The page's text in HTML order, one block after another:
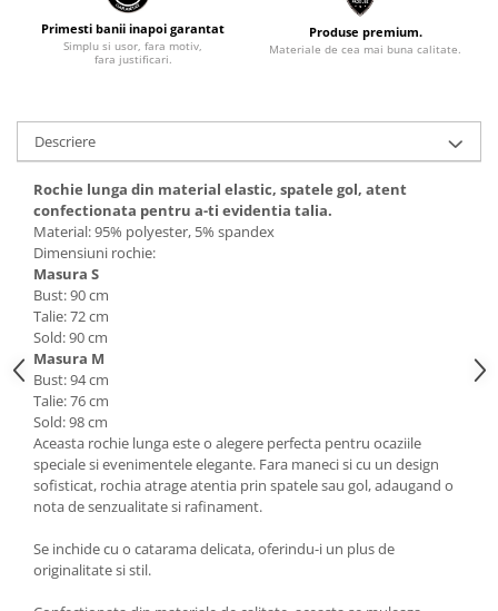
Primesti banii inapoi garantat
Simplu si usor, fara motiv,
fara justificari.
Produse premium.
Materiale de cea mai buna calitate.
Descriere
Rochie lunga din material elastic, spatele gol, atent
confectionata pentru a-ti evidentia talia.
Material: 95% polyester, 5% spandex
Dimensiuni rochie:
Masura S
Bust: 90 cm
Talie: 72 cm
Sold: 90 cm
Masura M
Bust: 94 cm
Talie: 76 cm
Sold: 98 cm
Aceasta rochie lunga este o alegere perfecta pentru ocaziile
speciale si evenimentele elegante. Fara maneci si cu un design
sofisticat, rochia atrage atentia prin spatele sau gol, adaugand o
nota de senzualitate si rafinament.
Se inchide cu o catarama delicata, oferindu-i un plus de
originalitate si stil.